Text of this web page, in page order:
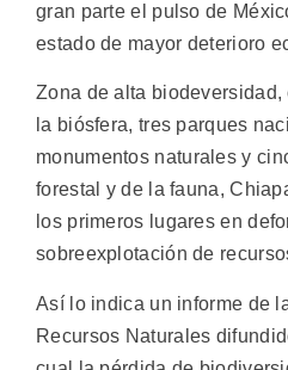
gran parte el pulso de
estado de mayor deterioro
Zona de alta
la biósfera, tres parques
monumentos naturales y
forestal y de la fauna,
los primeros lugares en
sobreexplotación de
Así lo indica un informe de
Recursos Naturales